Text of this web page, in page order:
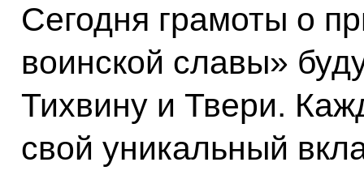
Сегодня грамоты о
воинской славы»
Тихвину и Твери.
свой уникальный